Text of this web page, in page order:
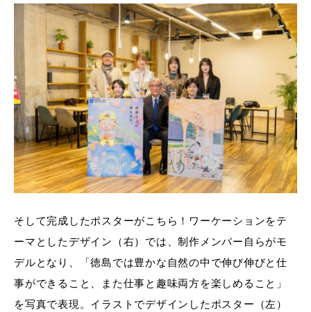
そして完成したポスターがこちら！ワーケーションをテ
ーマとしたデザイン（右）では、制作メンバー自らがモ
デルとなり、「徳島では豊かな自然の中で伸び伸びと仕
事ができること、また仕事と趣味両方を楽しめること」
を写真で表現。イラストでデザインしたポスター（左）